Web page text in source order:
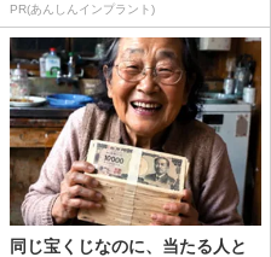
PR(あんしんインプラント)
同じ宝くじなのに、当たる人と